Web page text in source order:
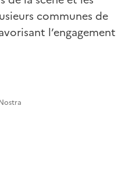
communes de
l’engagement